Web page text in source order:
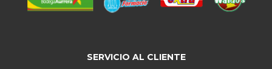
SERVICIO AL CLIENTE